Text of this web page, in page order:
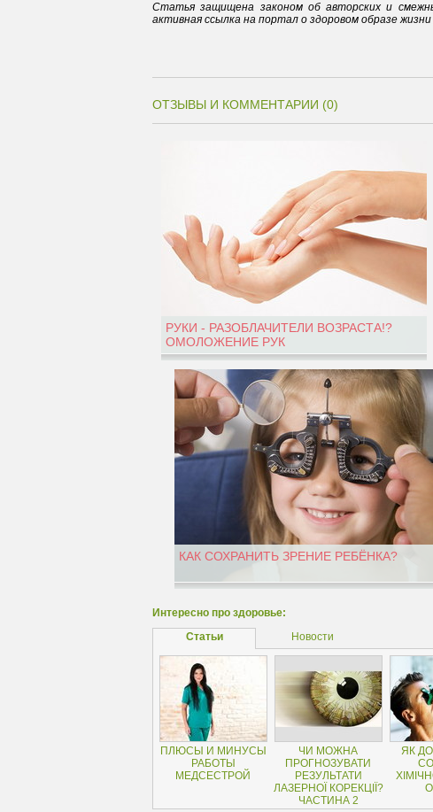
Статья защищена законом об авторских и
активная ссылка на портал о здоровом образе жизни
ОТЗЫВЫ И КОММЕНТАРИИ (0)
РУКИ - РАЗОБЛАЧИТЕЛИ ВОЗРАСТА!?
ОМОЛОЖЕНИЕ РУК
КАК СОХРАНИТЬ ЗРЕНИЕ РЕБЁНКА?
Интересно про здоровье:
Статьи
Новости
ПЛЮСЫ И МИНУСЫ
РАБОТЫ
МЕДСЕСТРОЙ
ЧИ МОЖНА
ПРОГНОЗУВАТИ
РЕЗУЛЬТАТИ
ЛАЗЕРНОЇ КОРЕКЦІЇ?
ЧАСТИНА 2
ЯК